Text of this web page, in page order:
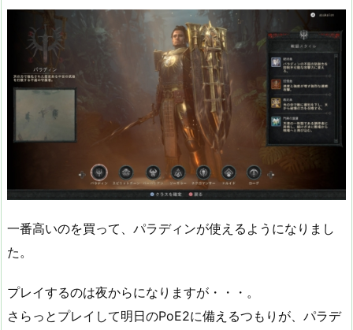
一番高いのを買って、パラディンが使えるようになりまし
た。
プレイするのは夜からになりますが・・・。
さらっとプレイして明日のPoE2に備えるつもりが、パラデ